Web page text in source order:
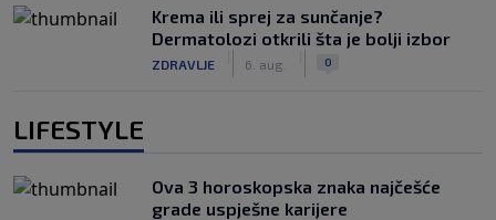
Krema ili sprej za sunčanje?
Dermatolozi otkrili šta je bolji izbor
ZDRAVLJE 6. aug. 0
LIFESTYLE
Ova 3 horoskopska znaka najčešće
grade uspješne karijere